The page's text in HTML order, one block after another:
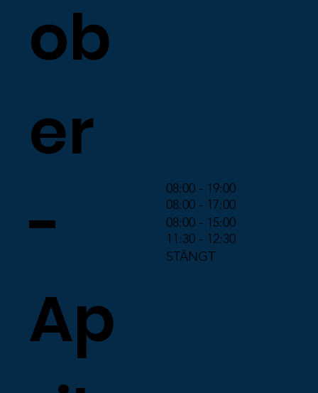
ob
er
-
Ap
08:00 - 19:00
08:00 - 17:00
08:00 - 15:00
11:30 - 12:30
STÄNGT